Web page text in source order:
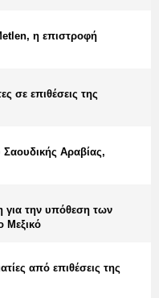
η επιστροφή
σε επιθέσεις της
Αραβίας,
την υπόθεση των
Μεξικό
από επιθέσεις της